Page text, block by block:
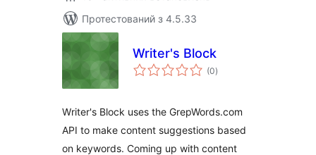
Протестований з 4.5.33
Writer's Block
(0загальний
рейтинг
)
Writer's Block uses the GrepWords.com
API to make content suggestions based
on keywords. Coming up with content